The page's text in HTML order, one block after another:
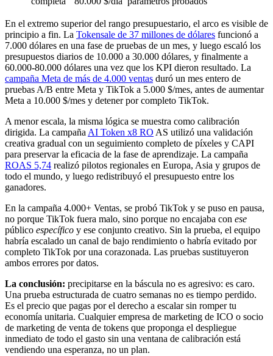
En el extremo superior del rango presupuestario, el arco es visible de
principio a fin. La Tokensale de 37 millones de dólares funcionó a
7.000 dólares en una fase de pruebas de un mes, y luego escaló los
presupuestos diarios de 10.000 a 30.000 dólares, y finalmente a
60.000-80.000 dólares una vez que los KPI dieron resultado. La
campaña Meta de más de 4.000 ventas duró un mes entero de
pruebas A/B entre Meta y TikTok a 5.000 $/mes, antes de aumentar
Meta a 10.000 $/mes y detener por completo TikTok.
A menor escala, la misma lógica se muestra como calibración
dirigida. La campaña AI Token x8 RO AS utilizó una validación
creativa gradual con un seguimiento completo de píxeles y CAPI
para preservar la eficacia de la fase de aprendizaje. La campaña
ROAS 5,74 realizó pilotos regionales en Europa, Asia y grupos de
todo el mundo, y luego redistribuyó el presupuesto entre los
ganadores.
En la campaña 4.000+ Ventas, se probó TikTok y se puso en pausa,
no porque TikTok fuera malo, sino porque no encajaba con ese
público específico y ese conjunto creativo. Sin la prueba, el equipo
habría escalado un canal de bajo rendimiento o habría evitado por
completo TikTok por una corazonada. Las pruebas sustituyeron
ambos errores por datos.
La conclusión: precipitarse en la báscula no es agresivo: es caro.
Una prueba estructurada de cuatro semanas no es tiempo perdido.
Es el precio que pagas por el derecho a escalar sin romper tu
economía unitaria. Cualquier empresa de marketing de ICO o socio
de marketing de venta de tokens que proponga el despliegue
inmediato de todo el gasto sin una ventana de calibración está
vendiendo una esperanza, no un plan.